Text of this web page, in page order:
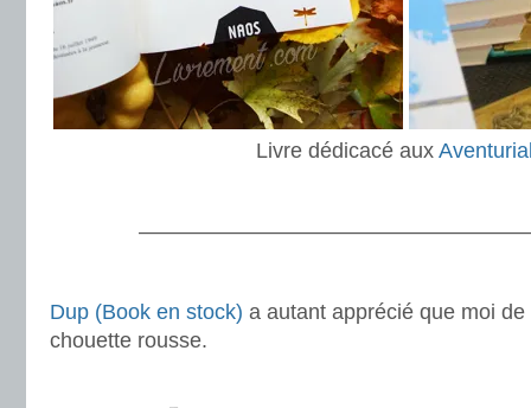
Livre dédicacé aux
Dup (Book en stock) a autant apprécié que moi
chouette rousse.